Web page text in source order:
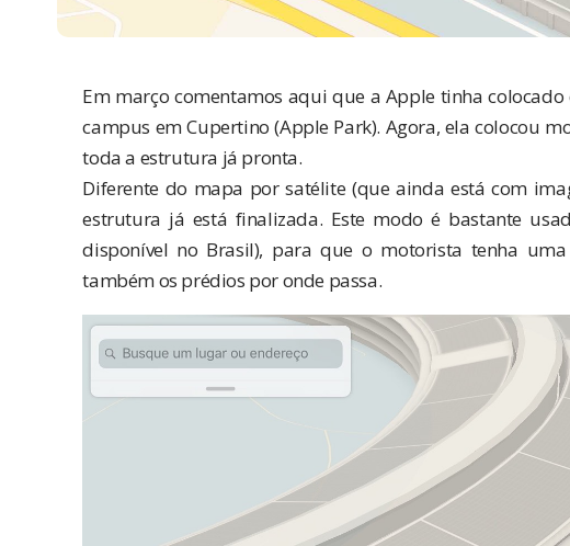
Em marçocomentamos aqui que a Apple tinha
campus em Cupertino (Apple Park). Agora, ela colocou
toda a estrutura já pronta.
Diferente do mapa por satélite (que ainda está com
estrutura já está finalizada. Este modo é bastante
disponível no Brasil), para que o motorista tenha
também os prédios por onde passa.